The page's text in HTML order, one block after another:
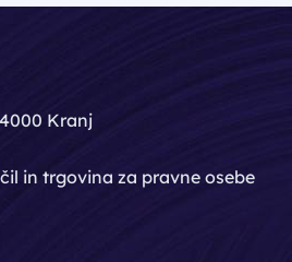
Kranj
in trgovina za pravne osebe